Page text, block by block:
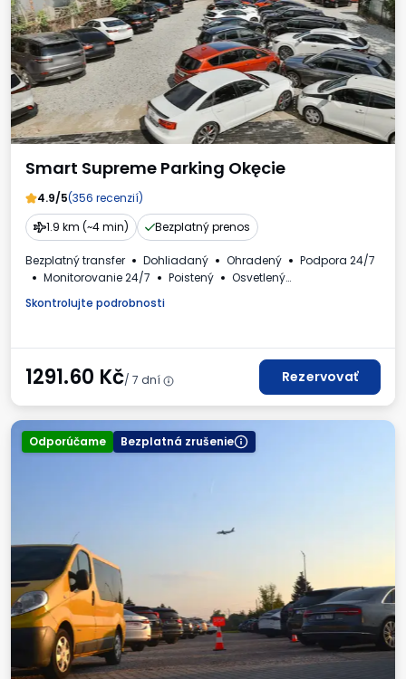
Smart Supreme Parking Okęcie
4.9/5(356 recenzií)
1.9 km (~4 min)
Bezplatný prenos
Bezplatný transfer Dohliadaný Ohradený
Podpora 24/7
Monitorovanie 24/7
Poistený
Osvetlený
Faktúra DPH
Skontrolujte podrobnosti
1291.60 Kč/ 7 dní Rezervovať
Odporúčame Bezplatná zrušenie